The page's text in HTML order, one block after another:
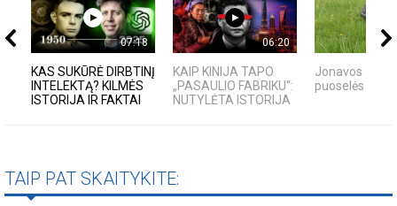
07:18
KAS SUKŪRĖ DIRBTINĮ
INTELEKTĄ? KILMĖS
ISTORIJA IR FAKTAI
06:20
KAIP KINIJA TAPO
„PASAULIO FABRIKU“:
NUTYLĖTA ISTORIJA
Jonavos
puoselės
TAIP PAT SKAITYKITE: